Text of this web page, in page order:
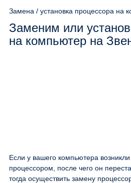
Замена / установка процессора на
Заменим или
на компьютер на
Если у вашего компьютера
процессором, после чего он
тогда осуществить замену